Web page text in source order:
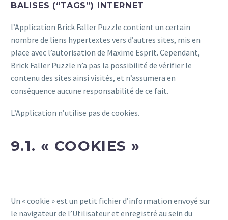
BALISES (“TAGS”) INTERNET
l’Application Brick Faller Puzzle contient un certain
nombre de liens hypertextes vers d’autres sites, mis en
place avec l’autorisation de Maxime Esprit. Cependant,
Brick Faller Puzzle n’a pas la possibilité de vérifier le
contenu des sites ainsi visités, et n’assumera en
conséquence aucune responsabilité de ce fait.
L’Application n’utilise pas de cookies.
9.1. « COOKIES »
Un « cookie » est un petit fichier d’information envoyé sur
le navigateur de l’Utilisateur et enregistré au sein du